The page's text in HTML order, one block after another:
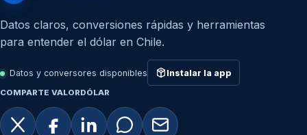
Datos claros, conversiones rápidas y herramientas
para entender el dólar en Chile.
Datos y conversores disponibles Instalar la app
COMPARTE VALORDÓLAR